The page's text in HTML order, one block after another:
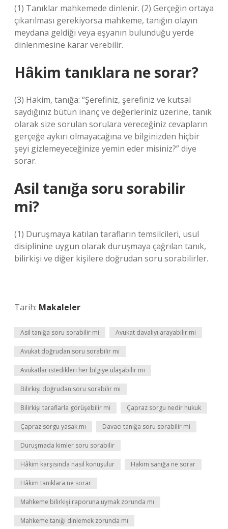
(1) Tanıklar mahkemede dinlenir. (2) Gerçeğin ortaya
çıkarılması gerekiyorsa mahkeme, tanığın olayın
meydana geldiği veya eşyanın bulunduğu yerde
dinlenmesine karar verebilir.
Hâkim tanıklara ne sorar?
(3) Hakim, tanığa: “Şerefiniz, şerefiniz ve kutsal
saydığınız bütün inanç ve değerleriniz üzerine, tanık
olarak size sorulan sorulara vereceğiniz cevapların
gerçeğe aykırı olmayacağına ve bilginizden hiçbir
şeyi gizlemeyeceğinize yemin eder misiniz?” diye
sorar.
Asil tanığa soru sorabilir
mi?
(1) Duruşmaya katılan tarafların temsilcileri, usul
disiplinine uygun olarak duruşmaya çağrılan tanık,
bilirkişi ve diğer kişilere doğrudan soru sorabilirler.
Tarih: Makaleler
Asil tanığa soru sorabilir mi Avukat davalıyı arayabilir mi
Avukat doğrudan soru sorabilir mi
Avukatlar istedikleri her bilgiye ulaşabilir mi
Bilirkişi doğrudan soru sorabilir mi
Bilirkişi taraflarla görüşebilir mi Çapraz sorgu nedir hukuk
Çapraz sorgu yasak mı Davacı tanığa soru sorabilir mi
Duruşmada kimler soru sorabilir
Hâkim karşısında nasıl konuşulur Hakim sanığa ne sorar
Hâkim tanıklara ne sorar
Mahkeme bilirkişi raporuna uymak zorunda mı
Mahkeme tanığı dinlemek zorunda mı